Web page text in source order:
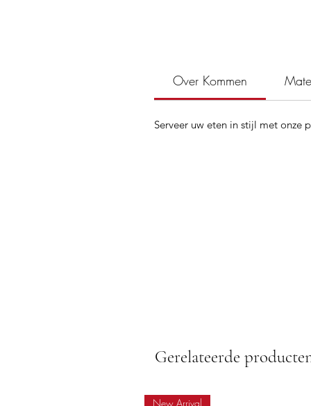
Gerelateerde
New Arrival
Over Kommen
Serveer uw eten in stijl met onze